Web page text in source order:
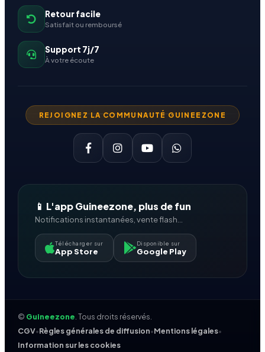
Retour facile
Satisfait ou remboursé
Support 7j/7
À votre écoute
REJOIGNEZ LA COMMUNAUTÉ GUINEEZONE
📱 L'app Guineezone, plus de fun
Notifications instantanées, vente flash...
Télécharger sur
App Store
Disponible sur
Google Play
© Guineezone . Tous droits réservés.
CGV•Règles générales de diffusion•Mentions légales•
Information sur les cookies